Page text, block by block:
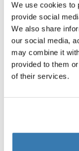
We use cookies to
provide social
We also share
our social media,
may combine it
provided to them
of their services.
Toggle
Wszystkie
Toggle
Dane
Recenzje